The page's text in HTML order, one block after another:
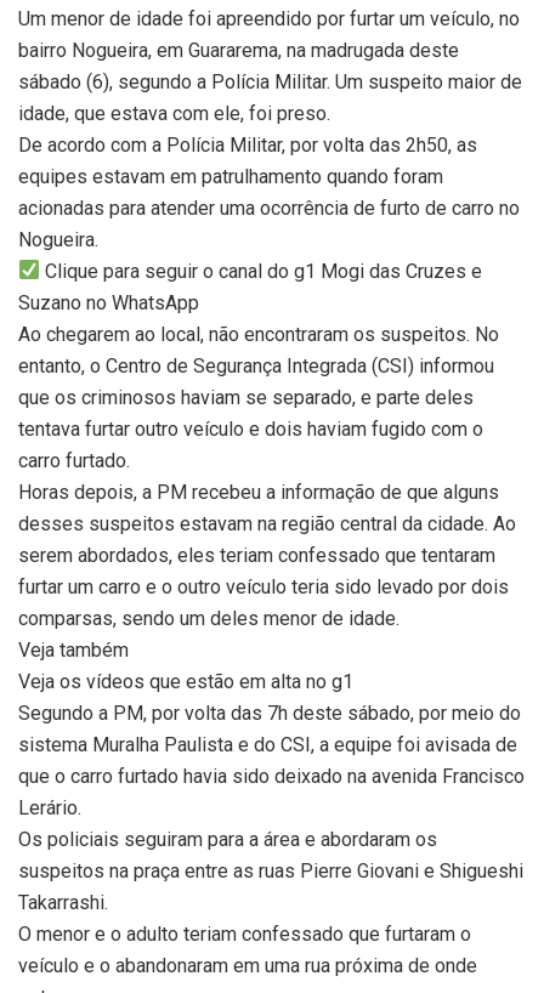
Um menor de idade foi apreendido por furtar um veículo, no
bairro Nogueira, em Guararema, na madrugada deste
sábado (6), segundo a Polícia Militar. Um suspeito maior de
idade, que estava com ele, foi preso.
De acordo com a Polícia Militar, por volta das 2h50, as
equipes estavam em patrulhamento quando foram
acionadas para atender uma ocorrência de furto de carro no
Nogueira.
Clique para seguir o canal do g1 Mogi das Cruzes e
Suzano no WhatsApp
Ao chegarem ao local, não encontraram os suspeitos. No
entanto, o Centro de Segurança Integrada (CSI) informou
que os criminosos haviam se separado, e parte deles
tentava furtar outro veículo e dois haviam fugido com o
carro furtado.
Horas depois, a PM recebeu a informação de que alguns
desses suspeitos estavam na região central da cidade. Ao
serem abordados, eles teriam confessado que tentaram
furtar um carro e o outro veículo teria sido levado por dois
comparsas, sendo um deles menor de idade.
Veja também
Veja os vídeos que estão em alta no g1
Segundo a PM, por volta das 7h deste sábado, por meio do
sistema Muralha Paulista e do CSI, a equipe foi avisada de
que o carro furtado havia sido deixado na avenida Francisco
Lerário.
Os policiais seguiram para a área e abordaram os
suspeitos na praça entre as ruas Pierre Giovani e Shigueshi
Takarrashi.
O menor e o adulto teriam confessado que furtaram o
veículo e o abandonaram em uma rua próxima de onde